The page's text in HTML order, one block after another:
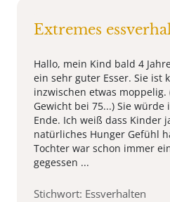
Extremes
Hallo, mein Kind bald 4
ein sehr guter Esser. Sie ist
inzwischen etwas moppelig.
Gewicht bei 75...) Sie
Ende. Ich weiß dass Kinder
natürliches Hunger Gefühl
Tochter war schon immer
gegessen ...
Stichwort: Essverhalten